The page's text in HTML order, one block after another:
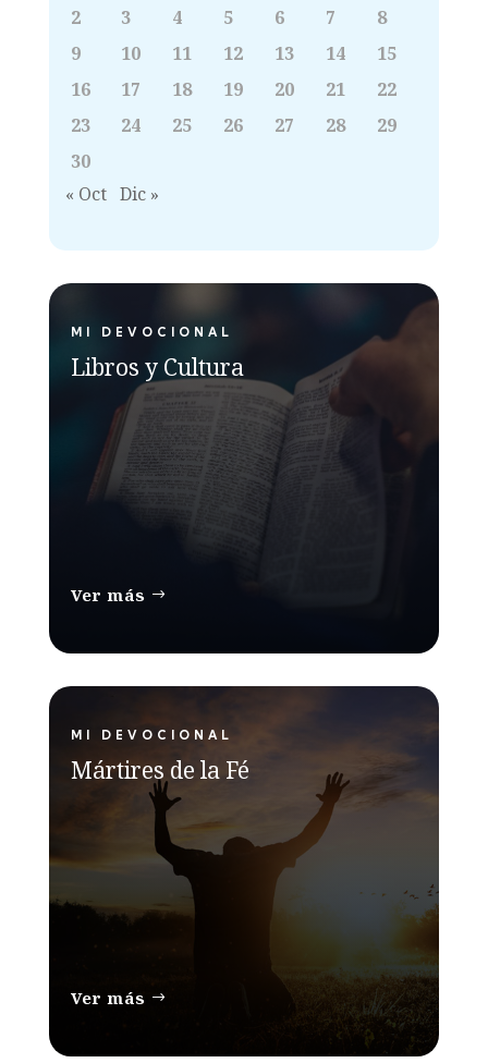
2
3 4 5 6 7
8
9
10 11 12 13 14
15
16
17 18 19 20 21
22
23
24 25 26 27 28
29
30
« Oct Dic »
MI DEVOCIONAL
Libros y Cultura
Ver más
MI DEVOCIONAL
Mártires de la Fé
Ver más